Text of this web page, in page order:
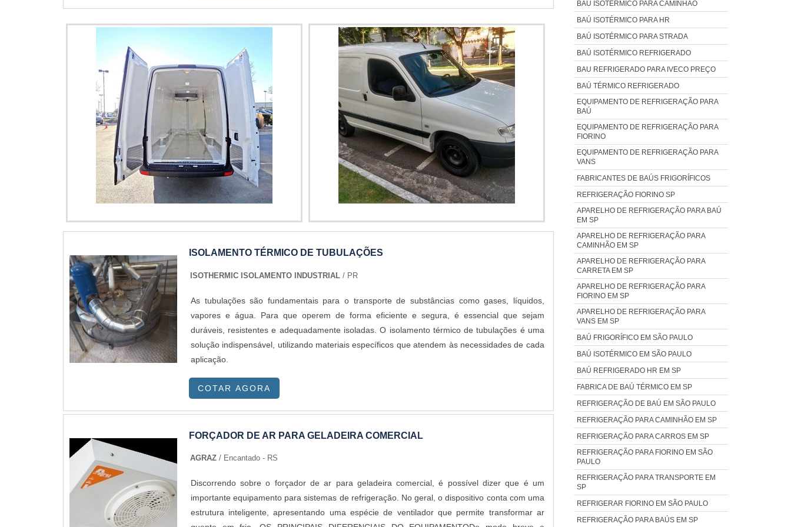
painel câmara frigorífica. Prezando pelo que há de mais moderno, traz inovações e
variedades em túnel de congelamento e painel de fachada.É reconhecida por ser uma
empresa inovadora e comprometida com seus serviços, qualificações possíveis pelo fato de
possuir escritório de alta qualidade onde são realizadas as atividades e equipamentos de
última geração. Todos esses fatores, agregados a uma equipe multidisciplinar de consultores
associados e profissionais qualificados, garantem o sucesso de cada cliente de ponta a
ponta....
benefício.Há muitas maneiras eficientes de uma companhia demonstrar competência,
excelência e destaque em sua área de atuação. A Térmica Montagens se mostra referência
por ter: Preço justo; Vasta experiência no segmento; Atendimento personalizado;
Colaboradores eficientes.Ainda tratando-se de túnel de congelamento, na essência da
empresa, a mesma deve prezar pelos produtos e serviços com ótima qualidade e proteção,
detalhes que passam despercebidos em outras companhias e podem gerar prejuízos futuros
para os clientes.É por tudo isso que a Térmica Montagens é uma empresa comprometida com
seus serviços no segmento de sistemas termoisolantes. A empresa foca tudo que há de mais
atual para garantir a qualidade final para cada cliente.A MELHOR EMPRESA NO
SEGMENTOSomente na Térmica Montagens tem o que há de melhor no ramo de sistemas
termoisolantes. Os clientes encontram itens como câmara fria industrial e painel de fachada
com ótima qualidade e excelente custo-benefício.Para tal sucesso, a empresa investiu em
empresa que tem despontado no mercado pela seriedade e qualidade que garante a melhor
ISOLAMENTO TÉRMICO DE TUBULAÇÕES
ISOTHERMIC ISOLAMENTO INDUSTRIAL/ PR
As tubulações são fundamentais para o transporte de substâncias como gases, líquidos,
vapores e água. Para que operem de forma eficiente e segura, é essencial que sejam
duráveis, resistentes e adequadamente isoladas. O isolamento térmico de tubulações é uma
solução indispensável, utilizando materiais específicos que atendem às necessidades de cada
aplicação.
COTAR AGORA
FORÇADOR DE AR PARA GELADEIRA COMERCIAL
AGRAZ/ Encantado - RS
Discorrendo sobre o forçador de ar para geladeira comercial, é possível dizer que é um
importante equipamento para sistemas de refrigeração. No geral, o dispositivo conta com uma
estrutura inteligente, apresentando uma espécie de ventilador que permite transformar ar
BAÚ ISOTÉRMICO PARA CAMINHÃO
BAÚ ISOTÉRMICO PARA HR
BAÚ ISOTÉRMICO PARA STRADA
BAÚ ISOTÉRMICO REFRIGERADO
BAU REFRIGERADO PARA IVECO PREÇO
BAÚ TÉRMICO REFRIGERADO
EQUIPAMENTO DE REFRIGERAÇÃO PARA
BAÚ
EQUIPAMENTO DE REFRIGERAÇÃO PARA
FIORINO
EQUIPAMENTO DE REFRIGERAÇÃO PARA
VANS
FABRICANTES DE BAÚS FRIGORÍFICOS
REFRIGERAÇÃO FIORINO SP
APARELHO DE REFRIGERAÇÃO PARA BAÚ
EM SP
APARELHO DE REFRIGERAÇÃO PARA
CAMINHÃO EM SP
APARELHO DE REFRIGERAÇÃO PARA
CARRETA EM SP
APARELHO DE REFRIGERAÇÃO PARA
FIORINO EM SP
APARELHO DE REFRIGERAÇÃO PARA
VANS EM SP
BAÚ FRIGORÍFICO EM SÃO PAULO
BAÚ ISOTÉRMICO EM SÃO PAULO
BAÚ REFRIGERADO HR EM SP
FABRICA DE BAÚ TÉRMICO EM SP
REFRIGERAÇÃO DE BAÚ EM SÃO PAULO
REFRIGERAÇÃO PARA CAMINHÃO EM SP
REFRIGERAÇÃO PARA CARROS EM SP
REFRIGERAÇÃO PARA FIORINO EM SÃO
PAULO
REFRIGERAÇÃO PARA TRANSPORTE EM
SP
REFRIGERAR FIORINO EM SÃO PAULO
REFRIGERAÇÃO PARA BAÚS EM SP